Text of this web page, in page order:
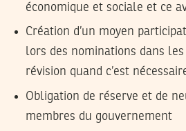
économique et sociale et ce
Création d’un moyen
lors des nominations dans
révision quand c’est
Obligation de réserve et de
membres du gouvernement